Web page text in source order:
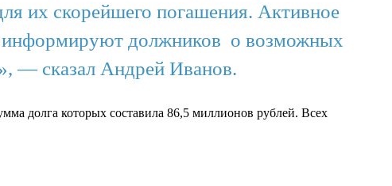
их скорейшего погашения. Активное
информируют должников о возможных
— сказал Андрей Иванов.
долга которых составила 86,5 миллионов рублей. Всех